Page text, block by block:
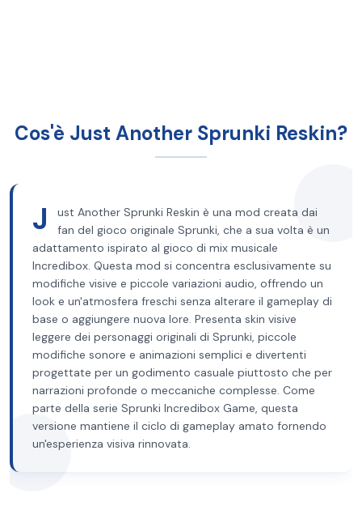
Cos'è Just Another Sprunki Reskin?
J
ust Another Sprunki Reskin è una mod creata dai
fan del gioco originale Sprunki, che a sua volta è un
adattamento ispirato al gioco di mix musicale
Incredibox. Questa mod si concentra esclusivamente su
modifiche visive e piccole variazioni audio, offrendo un
look e un'atmosfera freschi senza alterare il gameplay di
base o aggiungere nuova lore. Presenta skin visive
leggere dei personaggi originali di Sprunki, piccole
modifiche sonore e animazioni semplici e divertenti
progettate per un godimento casuale piuttosto che per
narrazioni profonde o meccaniche complesse. Come
parte della serie Sprunki Incredibox Game, questa
versione mantiene il ciclo di gameplay amato fornendo
un'esperienza visiva rinnovata.